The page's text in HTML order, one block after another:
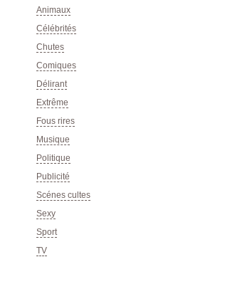
Animaux
Célébrités
Chutes
Comiques
Délirant
Extrême
Fous rires
Musique
Politique
Publicité
Scénes cultes
Sexy
Sport
TV